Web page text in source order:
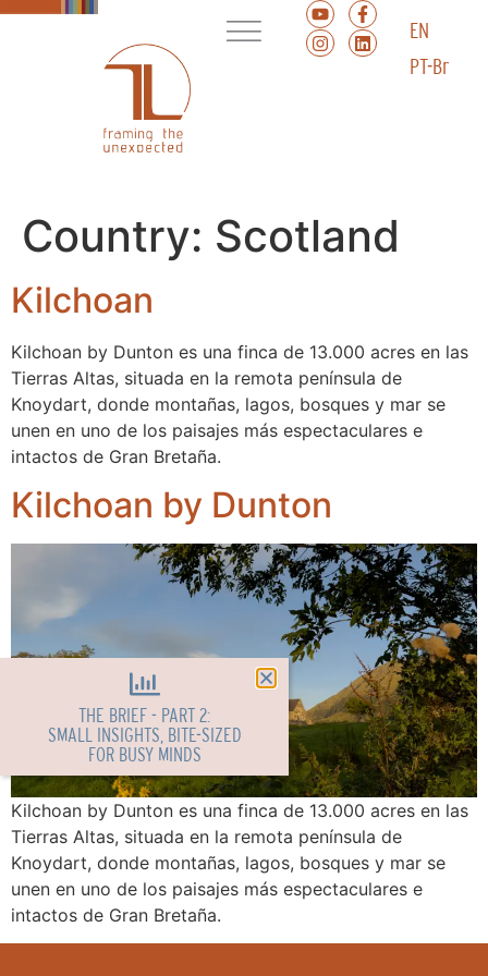
EN
PT-Br
Country: Scotland
Kilchoan
Kilchoan by Dunton es una finca de 13.000 acres en las
Tierras Altas, situada en la remota península de
Knoydart, donde montañas, lagos, bosques y mar se
unen en uno de los paisajes más espectaculares e
intactos de Gran Bretaña.
Kilchoan by Dunton
Kilchoan by Dunton es una finca de 13.000 acres en las
Tierras Altas, situada en la remota península de
Knoydart, donde montañas, lagos, bosques y mar se
unen en uno de los paisajes más espectaculares e
intactos de Gran Bretaña.
THE BRIEF - PART 2:
SMALL INSIGHTS, BITE-SIZED
FOR BUSY MINDS